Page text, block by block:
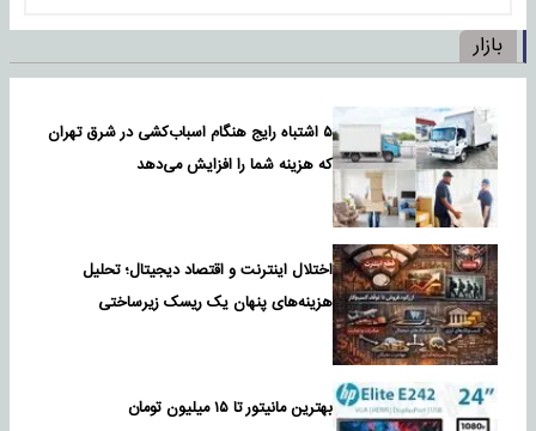
بازار
۵ اشتباه رایج هنگام اسباب‌کشی در شرق تهران
که هزینه شما را افزایش می‌دهد
اختلال اینترنت و اقتصاد دیجیتال؛ تحلیل
هزینه‌های پنهان یک ریسک زیرساختی
بهترین مانیتور تا ۱۵ میلیون تومان